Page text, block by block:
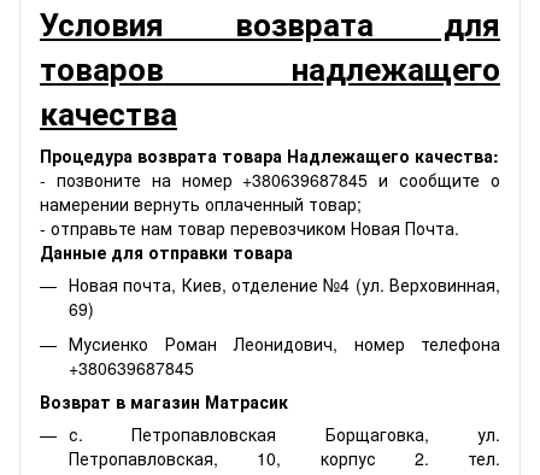
Условия возврата для
товаров надлежащего
качества
Процедура возврата товара Надлежащего качества:
- позвоните на номер +380639687845 и сообщите о
намерении вернуть оплаченный товар;
- отправьте нам товар перевозчиком Новая Почта.
Данные для отправки товара
Новая почта, Киев, отделение №4 (ул. Верховинная,
69)
Мусиенко Роман Леонидович, номер телефона
+380639687845
Возврат в магазин Матрасик
с. Петропавловская Борщаговка, ул.
Петропавловская, 10, корпус 2. тел.